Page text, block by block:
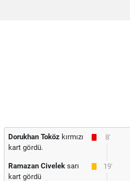
8'
Dorukhan Toköz kırmızı
kart gördü.
19'
Ramazan Civelek sarı
kart gördü